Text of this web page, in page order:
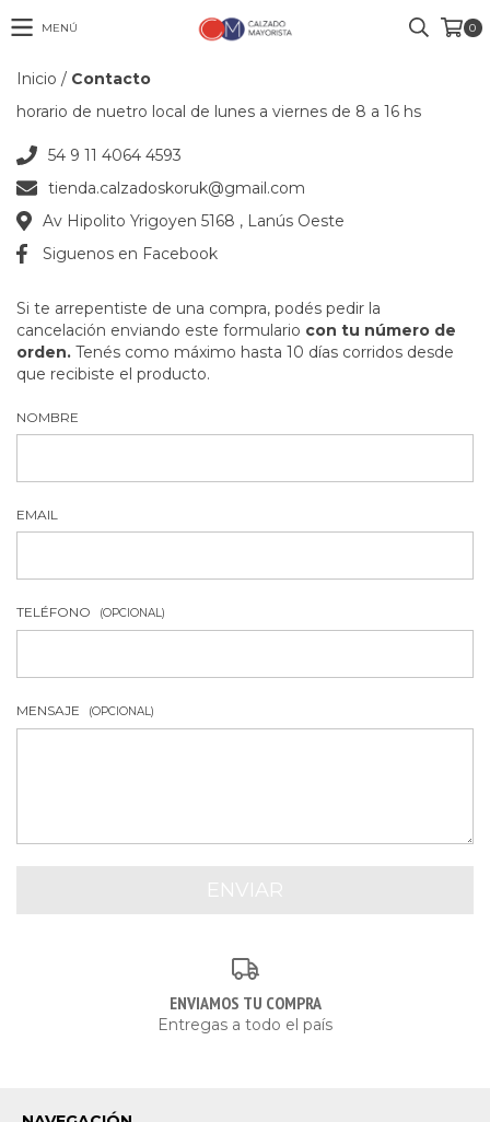
MENÚ 0
Inicio / Contacto
horario de nuetro local de lunes a viernes de 8 a 16 hs
54 9 11 4064 4593
tienda.calzadoskoruk@gmail.com
Av Hipolito Yrigoyen 5168 , Lanús Oeste
Siguenos en Facebook
Si te arrepentiste de una compra, podés pedir la
cancelación enviando este formulario con tu número de
orden. Tenés como máximo hasta 10 días corridos desde
que recibiste el producto.
NOMBRE
EMAIL
TELÉFONO (OPCIONAL)
MENSAJE (OPCIONAL)
ENVIAMOS TU COMPRA
Entregas a todo el país